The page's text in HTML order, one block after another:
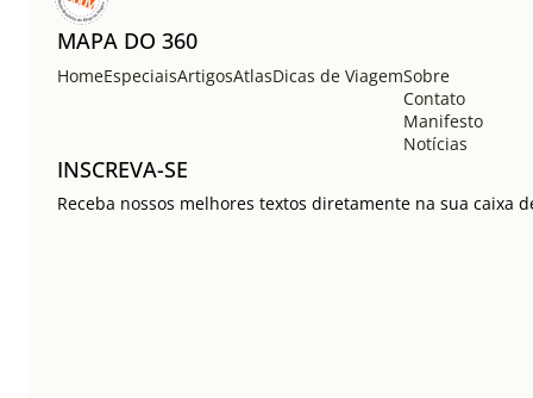
MAPA DO 360
HomeEspeciaisArtigosAtlasDicas de ViagemSobre
Contato
Manifesto
Notícias
INSCREVA-SE
Receba nossos melhores textos diretamente na sua caixa